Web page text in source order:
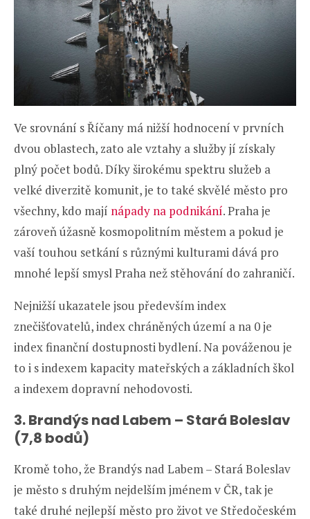
Ve srovnání s Říčany má nižší hodnocení v prvních
dvou oblastech, zato ale vztahy a služby jí získaly
plný počet bodů. Díky širokému spektru služeb a
velké diverzitě komunit, je to také skvělé město pro
všechny, kdo mají nápady na podnikání. Praha je
zároveň úžasně kosmopolitním městem a pokud je
vaší touhou setkání s různými kulturami dává pro
mnohé lepší smysl Praha než stěhování do zahraničí.
Nejnižší ukazatele jsou především index
znečišťovatelů, index chráněných území a na 0 je
index finanční dostupnosti bydlení. Na pováženou je
to i s indexem kapacity mateřských a základních škol
a indexem dopravní nehodovosti.
3. Brandýs nad Labem – Stará Boleslav
(7,8 bodů)
Kromě toho, že Brandýs nad Labem – Stará Boleslav
je město s druhým nejdelším jménem v ČR, tak je
také druhé nejlepší město pro život ve Středočeském